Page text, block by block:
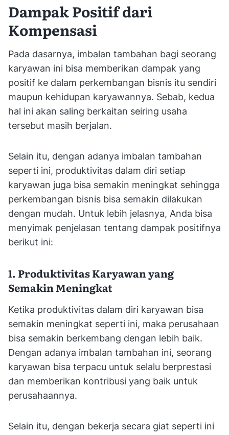
Dampak Positif dari
Kompensasi
Pada dasarnya, imbalan tambahan bagi seorang
karyawan ini bisa memberikan dampak yang
positif ke dalam perkembangan bisnis itu sendiri
maupun kehidupan karyawannya. Sebab, kedua
hal ini akan saling berkaitan seiring usaha
tersebut masih berjalan.
Selain itu, dengan adanya imbalan tambahan
seperti ini, produktivitas dalam diri setiap
karyawan juga bisa semakin meningkat sehingga
perkembangan bisnis bisa semakin dilakukan
dengan mudah. Untuk lebih jelasnya, Anda bisa
menyimak penjelasan tentang dampak positifnya
berikut ini:
1. Produktivitas Karyawan yang
Semakin Meningkat
Ketika produktivitas dalam diri karyawan bisa
semakin meningkat seperti ini, maka perusahaan
bisa semakin berkembang dengan lebih baik.
Dengan adanya imbalan tambahan ini, seorang
karyawan bisa terpacu untuk selalu berprestasi
dan memberikan kontribusi yang baik untuk
perusahaannya.
Selain itu, dengan bekerja secara giat seperti ini